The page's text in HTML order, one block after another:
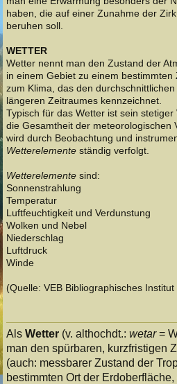
haben, die auf einer Zunahme der
beruhen soll.
WETTER
Wetter nennt man den Zustand der
in einem Gebiet zu einem
zum Klima, das den
längeren Zeitraumes kennzeichnet.
Typisch für das Wetter ist sein stetiger
die Gesamtheit der meteorologischen
wird durch Beobachtung und
Wetterelementeständig verfolgt.
Wetterelementesind:
Sonnenstrahlung
Temperatur
Luftfeuchtigkeit und Verdunstung
Wolken und Nebel
Niederschlag
Luftdruck
Winde
(Quelle: VEB Bibliographisches
Als Wetter(v. althochdt.: wetar=
man den spürbaren, kurzfristigen
(auch: messbarer Zustand der
bestimmten Ort der